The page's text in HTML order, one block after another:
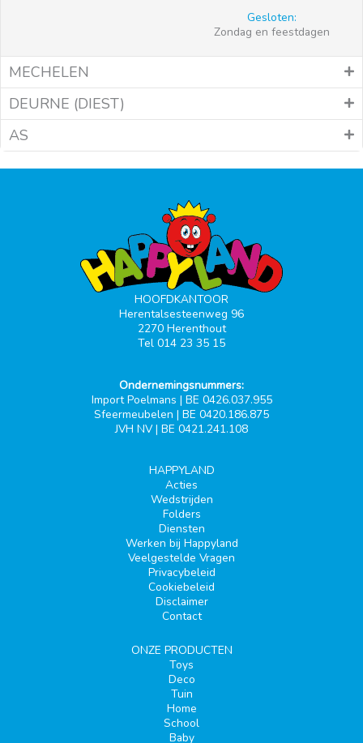
Gesloten:
Zondag en feestdagen
MECHELEN
DEURNE (DIEST)
AS
HOOFDKANTOOR
Herentalsesteenweg 96
2270 Herenthout
Tel 014 23 35 15
Ondernemingsnummers:
Import Poelmans | BE 0426.037.955
Sfeermeubelen | BE 0420.186.875
JVH NV | BE 0421.241.108
HAPPYLAND
Acties
Wedstrijden
Folders
Diensten
Werken bij Happyland
Veelgestelde Vragen
Privacybeleid
Cookiebeleid
Disclaimer
Contact
ONZE PRODUCTEN
Toys
Deco
Tuin
Home
School
Baby